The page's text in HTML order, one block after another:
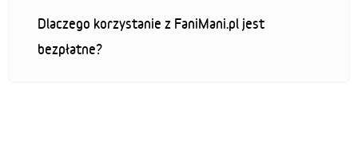
Dlaczego korzystanie z FaniMani.pl jest
bezpłatne?